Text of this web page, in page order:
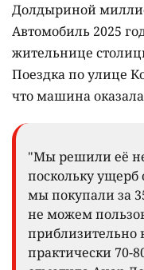
Долдыриной
Автомобиль 2025
жительнице
Поездка по улице
что машина
"Мы решили её не
поскольку
мы покупали за
не можем
приблизительно
практически 70-